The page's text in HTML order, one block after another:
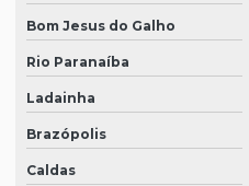
Bom Jesus do Galho
Rio Paranaíba
Ladainha
Brazópolis
Caldas